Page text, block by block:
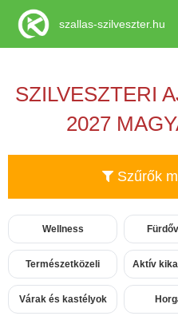
SZILVESZTERI
2027
Szűrők
Wellness
Természetközeli Aktív
Várak és kastélyok
szallas-szilveszter.hu